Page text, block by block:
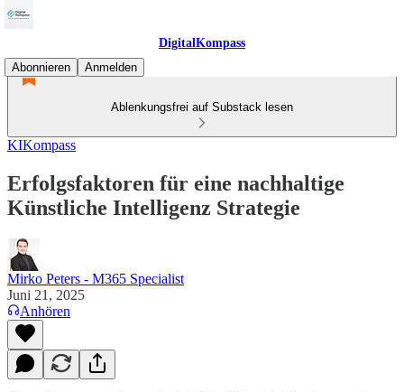
DigitalKompass
Abonnieren
Anmelden
Ablenkungsfrei auf Substack lesen
KIKompass
Erfolgsfaktoren für eine nachhaltige
Künstliche Intelligenz Strategie
Mirko Peters - M365 Specialist
Juni 21, 2025
Anhören